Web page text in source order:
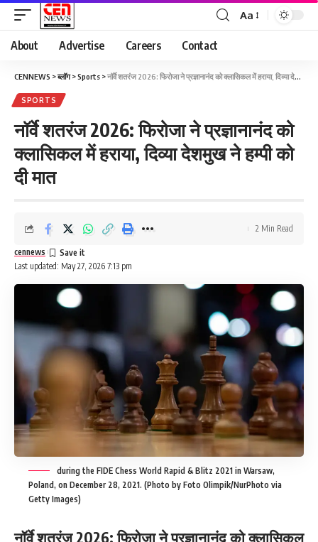
Aa
About Advertise Careers Contact
CENNEWS >ब्लॉग>Sports >नॉर्वे शतरंज 2026: फिरोजा ने प्रज्ञानानंद को क्लासिकल में हराया, दिव्या देशमुख ने हम्पी को दी मात
SPORTS
नॉर्वे शतरंज 2026: फिरोजा ने प्रज्ञानानंद को
क्लासिकल में हराया, दिव्या देशमुख ने हम्पी को
दी मात
Last updated: May 27, 2026 7:13 pm
cennews
2 Min Read
during the FIDE Chess World Rapid & Blitz 2021 in Warsaw,
Poland, on December 28, 2021. (Photo by Foto Olimpik/NurPhoto via
Getty Images)
नॉर्वे शतरंज 2026: फिरोजा ने प्रज्ञानानंद को क्लासिकल